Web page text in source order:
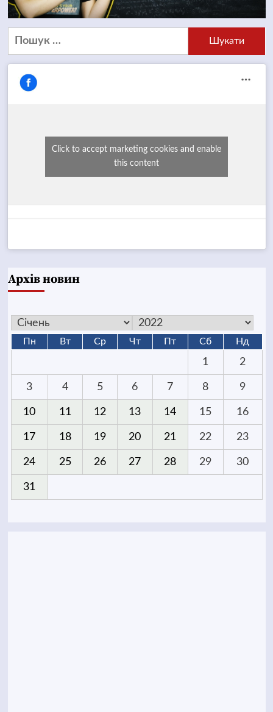
Пошук:
Click to accept marketing cookies and enable
this content
Архів новин
Пн Вт Ср Чт Пт Сб Нд
1 2
3 4 5 6 7 8 9
10 11 12 13 14 15 16
17 18 19 20 21 22 23
24 25 26 27 28 29 30
31